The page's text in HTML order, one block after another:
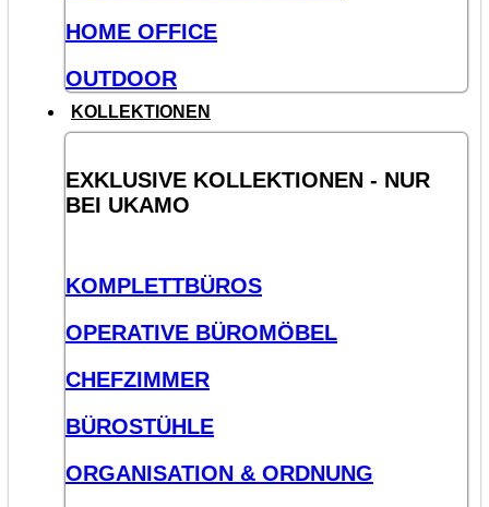
HOME OFFICE
OUTDOOR
KOLLEKTIONEN
EXKLUSIVE KOLLEKTIONEN - NUR
BEI UKAMO
KOMPLETTBÜROS
OPERATIVE BÜROMÖBEL
CHEFZIMMER
BÜROSTÜHLE
ORGANISATION & ORDNUNG